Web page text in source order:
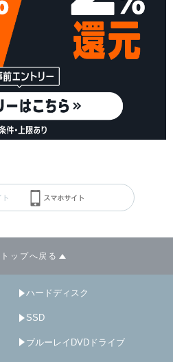
ップへ戻る
ハードディスク
SSD
ブルーレイDVDドライブ